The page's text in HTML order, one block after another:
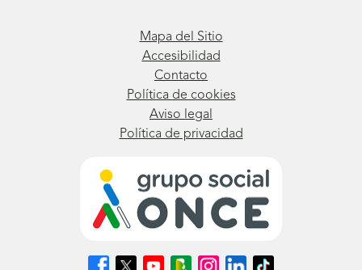
Mapa del Sitio
Accesibilidad
Contacto
Política de cookies
Aviso legal
Política de privacidad
SíguenosSíguenosSíguenosSíguenosSíguenosSíguenosSíguenos